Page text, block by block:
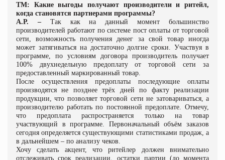
ТМ: Какие выгоды получают производители и ритейл,
когда становятся партнерами программы?
А.Р. –Так как на данный момент большинство
производителей работают по системе пост оплаты от торговой
сети, возможность получения денег за свой товар иногда
может затягиваться на достаточно долгие сроки. Участвуя в
программе, по условиям договора производитель получает
100% двухнедельную предоплату от торговой сети за
предоставленный маркированный товар.
После осуществления предоплаты последующие оплаты
производятся не позднее трёх дней по факту реализации
продукции, что позволяет торговой сети не затовариваться, а
производителю работать по постоянной предоплате. Отмечу,
чтопредоплата распространяется только на товар
участвующий в программе. Первоначальный объём заказов
сегодня определяется существующими статистиками продаж, а
в дальнейшем – по анализу чеков.
Хочу сделать акцент, что ритейлер должен внимательно
отслеживать срок реализации, остатки партии (до момента